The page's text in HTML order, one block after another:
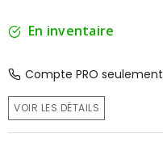
En inventaire
Compte PRO
VOIR LES DÉTAILS